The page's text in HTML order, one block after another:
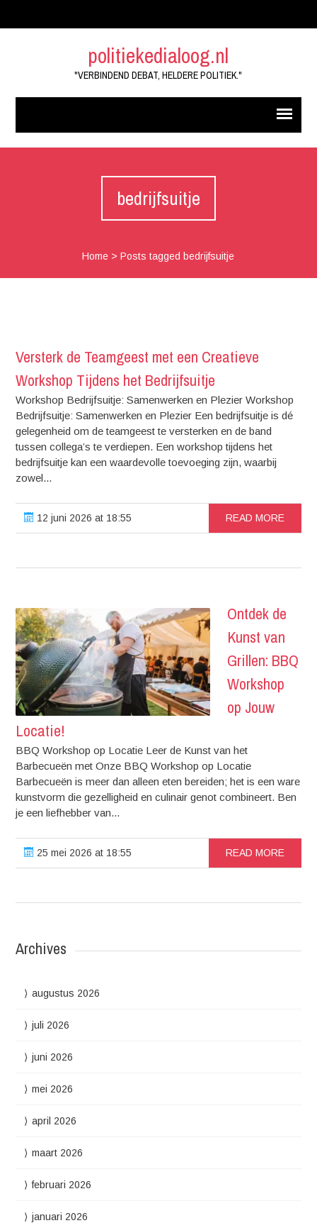
politiekedialoog.nl
"VERBINDEND DEBAT, HELDERE POLITIEK."
bedrijfsuitje
Home >Posts tagged bedrijfsuitje
Versterk de Teamgeest met een Creatieve
Workshop Tijdens het Bedrijfsuitje
Workshop Bedrijfsuitje: Samenwerken en Plezier Workshop
Bedrijfsuitje: Samenwerken en Plezier Een bedrijfsuitje is dé
gelegenheid om de teamgeest te versterken en de band
tussen collega’s te verdiepen. Een workshop tijdens het
bedrijfsuitje kan een waardevolle toevoeging zijn, waarbij
zowel...
12 juni 2026 at 18:55 READ MORE
Ontdek de
Kunst van
Grillen: BBQ
Workshop
op Jouw
Locatie!
BBQ Workshop op Locatie Leer de Kunst van het
Barbecueën met Onze BBQ Workshop op Locatie
Barbecueën is meer dan alleen eten bereiden; het is een ware
kunstvorm die gezelligheid en culinair genot combineert. Ben
je een liefhebber van...
25 mei 2026 at 18:55 READ MORE
Archives
augustus 2026
juli 2026
juni 2026
mei 2026
april 2026
maart 2026
februari 2026
januari 2026